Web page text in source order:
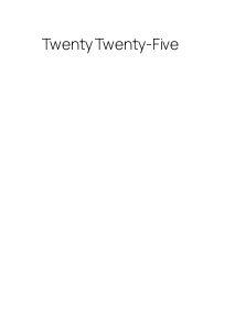
Twenty Twenty-Five